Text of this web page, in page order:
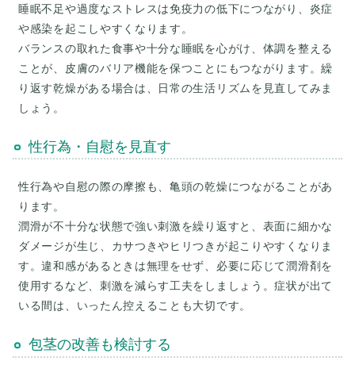
睡眠不足や過度なストレスは免疫力の低下につながり、炎症
や感染を起こしやすくなります。
バランスの取れた食事や十分な睡眠を心がけ、体調を整える
ことが、皮膚のバリア機能を保つことにもつながります。繰
り返す乾燥がある場合は、日常の生活リズムを見直してみま
性行為・自慰を見直す
性行為や自慰の際の摩擦も、亀頭の乾燥につながることがあ
ります。
潤滑が不十分な状態で強い刺激を繰り返すと、表面に細かな
ダメージが生じ、カサつきやヒリつきが起こりやすくなりま
す。違和感があるときは無理をせず、必要に応じて潤滑剤を
使用するなど、刺激を減らす工夫をしましょう。症状が出て
包茎の改善も検討する